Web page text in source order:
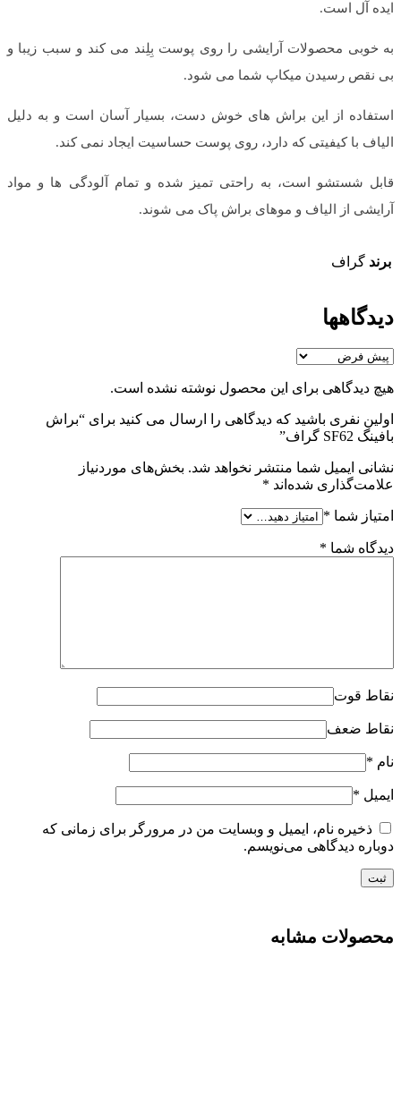
ایده آل است.
به خوبی محصولات آرایشی را روی پوست بِلِند می کند و سبب زیبا و
بی نقص رسیدن میکاپ شما می شود.
استفاده از این براش های خوش دست، بسیار آسان است و به دلیل
الیاف با کیفیتی که دارد، روی پوست حساسیت ایجاد نمی کند.
قابل شستشو است، به راحتی تمیز شده و تمام آلودگی ها و مواد
آرایشی از الیاف و موهای براش پاک می شوند.
برند گراف
دیدگاهها
هیچ دیدگاهی برای این محصول نوشته نشده است.
اولین نفری باشید که دیدگاهی را ارسال می کنید برای “براش
بافینگ SF62 گراف”
نشانی ایمیل شما منتشر نخواهد شد. بخش‌های موردنیاز
علامت‌گذاری شده‌اند *
امتیاز شما *
دیدگاه شما *
نقاط قوت
نقاط ضعف
نام *
ایمیل *
ذخیره نام، ایمیل و وبسایت من در مرورگر برای زمانی که
دوباره دیدگاهی می‌نویسم.
محصولات مشابه